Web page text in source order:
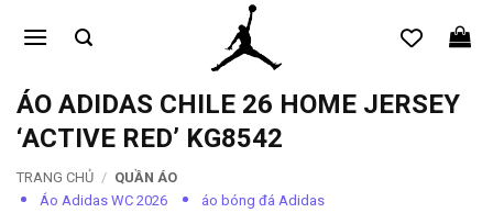
qua
dungÁO ADIDAS CHILE 26 HOME JERSEY
‘ACTIVE RED’ KG8542
TRANG CHỦ / QUẦN ÁO
Áo Adidas WC 2026
áo bóng đá Adidas